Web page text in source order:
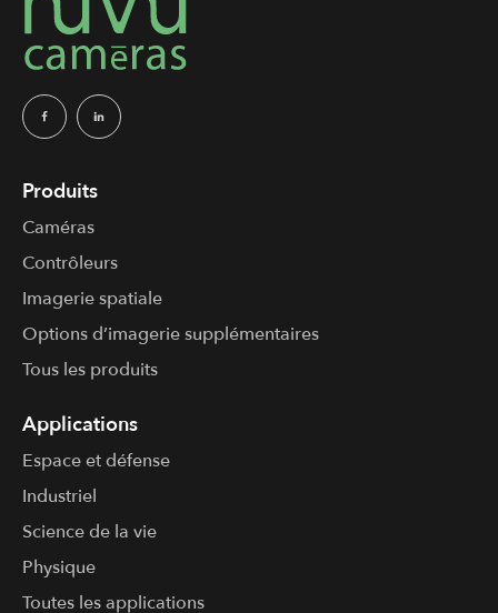
Produits
Caméras
Contrôleurs
Imagerie spatiale
Options d’imagerie supplémentaires
Tous les produits
Applications
Espace et défense
Industriel
Science de la vie
Physique
Toutes les applications